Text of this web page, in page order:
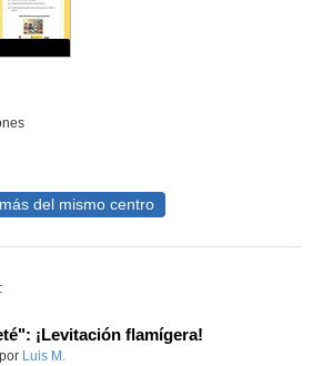
del mismo centro
¡Levitación flamígera!
educativo.
Luis M.